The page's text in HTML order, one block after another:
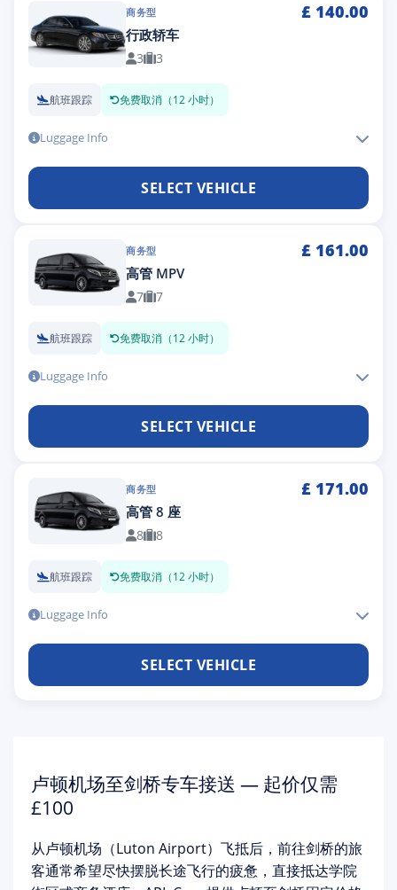
商务型 £ 140.00
行政轿车
3 3
航班跟踪 免费取消（12 小时）
Luggage Info
SELECT VEHICLE
商务型 £ 161.00
高管 MPV
7 7
航班跟踪 免费取消（12 小时）
Luggage Info
SELECT VEHICLE
商务型 £ 171.00
高管 8 座
8 8
航班跟踪 免费取消（12 小时）
Luggage Info
SELECT VEHICLE
卢顿机场至剑桥专车接送 — 起价仅需
£100
从卢顿机场（Luton Airport） 飞抵后，前往剑桥的旅
客通常希望尽快摆脱长途飞行的疲惫，直接抵达学院